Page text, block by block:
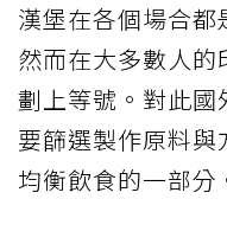
漢堡在各個場合都
然而在大多數人
劃上等號。對此國
要篩選製作原料
均衡飲食的一部分